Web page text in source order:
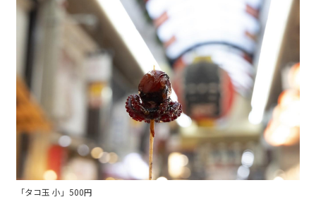
「タコ玉 小」500円